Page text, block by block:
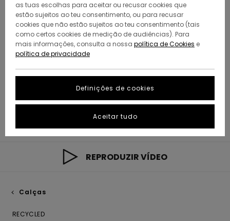
REPRODUZIR VÍDEO
Calças
RECYCLED
as tuas escolhas para aceitar ou recusar cookies que
estão sujeitos ao teu consentimento, ou para recusar
cookies que não estão sujeitos ao teu consentimento (tais
como certos cookies de medição de audiências). Para
mais informações, consulta a nossa política de Cookies e
política de privacidade
Definições de cookies
Aceitar tudo